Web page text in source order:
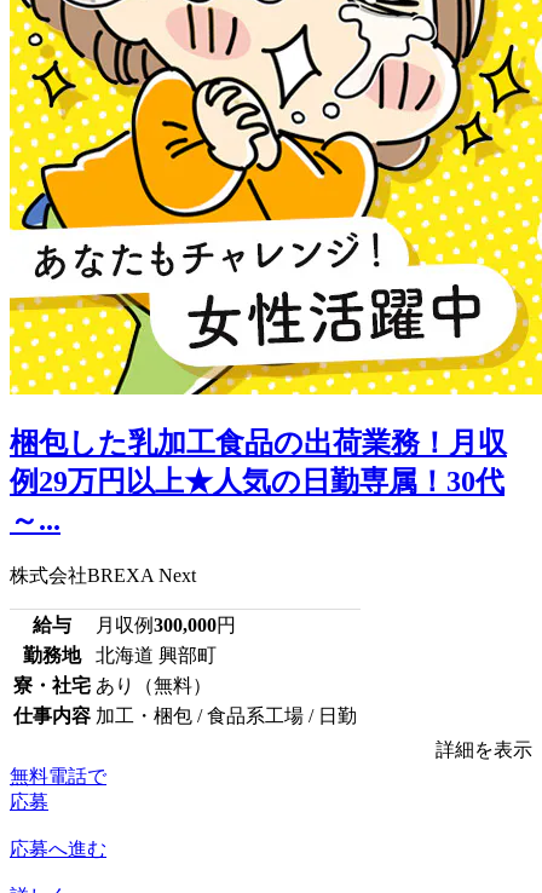
梱包した乳加工食品の出荷業務！月収
例29万円以上★人気の日勤専属！30代
～...
株式会社BREXA Next
給与 月収例300,000円
勤務地
北海道 興部町
寮・社宅 あり（無料）
仕事内容 加工・梱包 / 食品系工場 / 日勤
詳細を表示
無料電話で
応募
応募へ進む